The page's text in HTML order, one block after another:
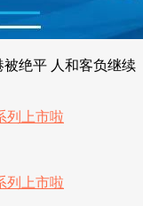
绝平 人和客负继续